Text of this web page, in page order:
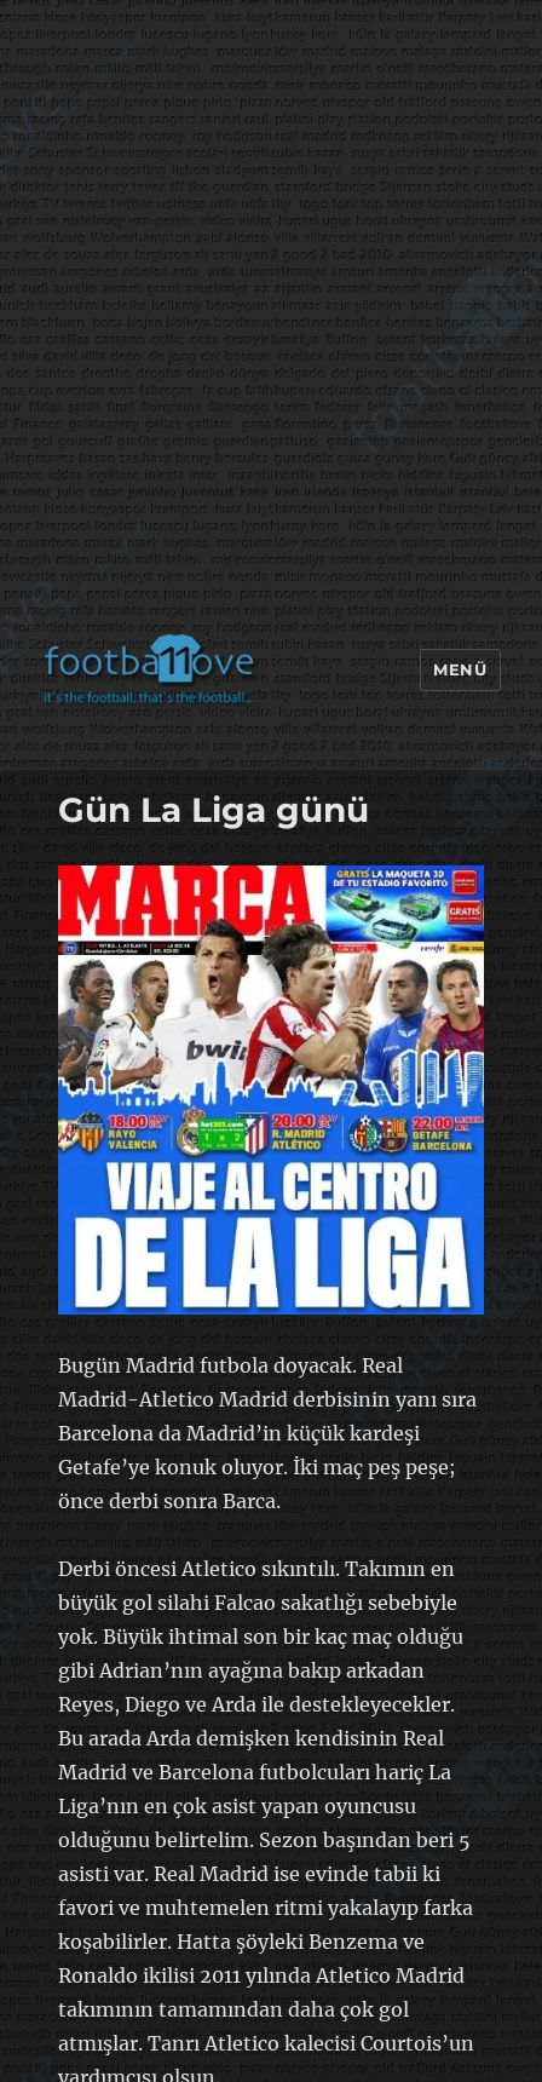
footbaLLove
MENÜ
Gün La Liga günü
Bugün Madrid futbola doyacak. Real
Madrid-Atletico Madrid derbisinin yanı sıra
Barcelona da Madrid’in küçük kardeşi
Getafe’ye konuk oluyor. İki maç peş peşe;
önce derbi sonra Barca.
Derbi öncesi Atletico sıkıntılı. Takımın en
büyük gol silahi Falcao sakatlığı sebebiyle
yok. Büyük ihtimal son bir kaç maç olduğu
gibi Adrian’nın ayağına bakıp arkadan
Reyes, Diego ve Arda ile destekleyecekler.
Bu arada Arda demişken kendisinin Real
Madrid ve Barcelona futbolcuları hariç La
Liga’nın en çok asist yapan oyuncusu
olduğunu belirtelim. Sezon başından beri 5
asisti var. Real Madrid ise evinde tabii ki
favori ve muhtemelen ritmi yakalayıp farka
koşabilirler. Hatta şöyleki Benzema ve
Ronaldo ikilisi 2011 yılında Atletico Madrid
takımının tamamından daha çok gol
atmışlar. Tanrı Atletico kalecisi Courtois’un
yardımcısı olsun.